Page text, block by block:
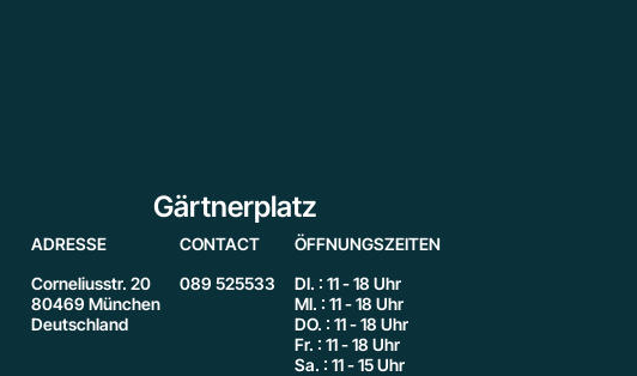
Gärtnerplatz
ADRESSE CONTACT
ÖFFNUNGSZEITEN
Corneliusstr. 20
80469 München
Deutschland
089 525533
DI. : 11 - 18 Uhr
MI. : 11 - 18 Uhr
DO. : 11 - 18 Uhr
Fr. : 11 - 18 Uhr
Sa. : 11 - 15 Uhr